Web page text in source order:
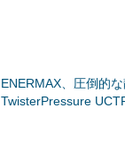
ENERMAX、圧倒的
TwisterPressure